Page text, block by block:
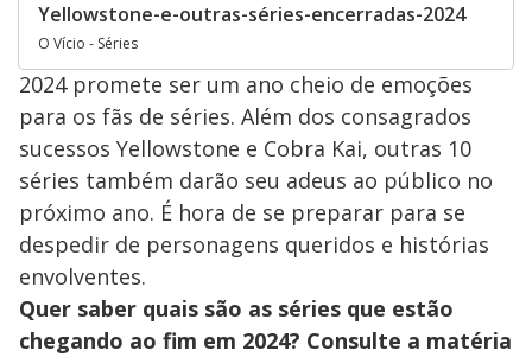
Yellowstone-e-outras-séries-encerradas-2024
O Vício - Séries
2024 promete ser um ano cheio de emoções
para os fãs de séries. Além dos consagrados
sucessos Yellowstone e Cobra Kai, outras 10
séries também darão seu adeus ao público no
próximo ano. É hora de se preparar para se
despedir de personagens queridos e histórias
envolventes.
Quer saber quais são as séries que estão
chegando ao fim em 2024? Consulte a matéria